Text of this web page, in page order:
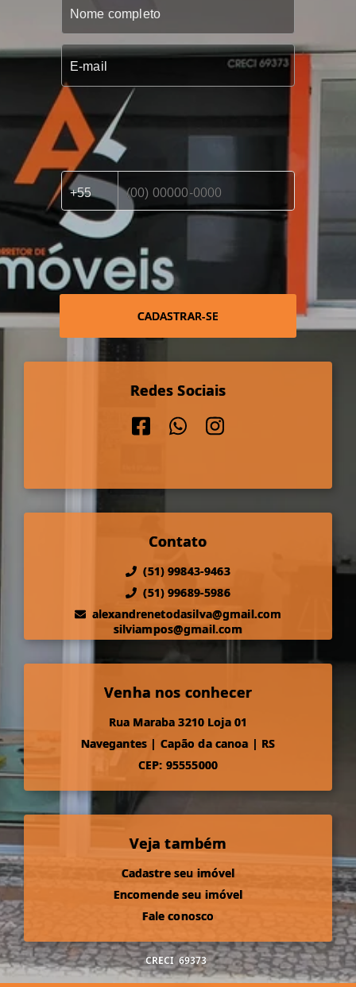
CADASTRAR-SE
Redes Sociais
Contato
(51) 99843-9463
(51) 99689-5986
alexandrenetodasilva@gmail.com
silviampos@gmail.com
Venha nos conhecer
Rua Maraba 3210 Loja 01
Navegantes | Capão da canoa | RS
CEP: 95555000
Veja também
Cadastre seu imóvel
Encomende seu imóvel
Fale conosco
CRECI 69373